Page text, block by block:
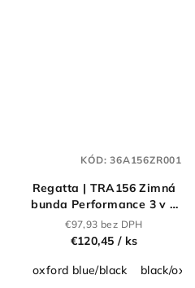
seal grey
Regatta | TRA156 Zimná
bunda Performance 3 v 1
"X-Pro Evader III"_36.A156
€97,93 bez DPH
€120,45 / ks
oxford blue/black
black/
KÓD:36A156ZR001